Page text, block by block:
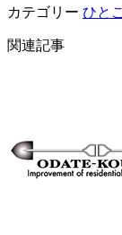
カテゴリー ひと
関連記事